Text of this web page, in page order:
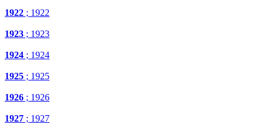
1922 ; 1922
1923 ; 1923
1924 ; 1924
1925 ; 1925
1926 ; 1926
1927 ; 1927